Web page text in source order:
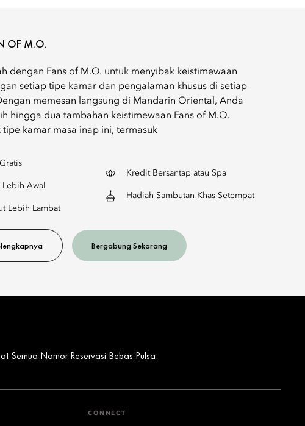
OF M.O.
dengan Fans of M.O. untuk menyibak keistimewaan
setiap tipe kamar dan pengalaman khusus di setiap
memesan langsung di Mandarin Oriental, Anda
hingga dua tambahan keistimewaan Fans of M.O.
tipe kamar masa inap ini, termasuk
Awal
Lebih Lambat
Kredit Bersantap atau Spa
Hadiah Sambutan Khas Setempat
Bergabung Sekarang
Semua Nomor Reservasi Bebas Pulsa
CONNECT